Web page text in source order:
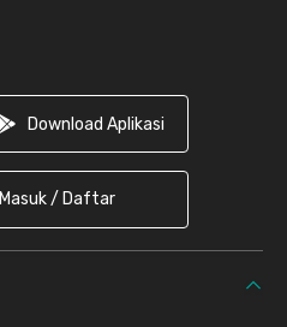
Download Aplikasi
Masuk / Daftar